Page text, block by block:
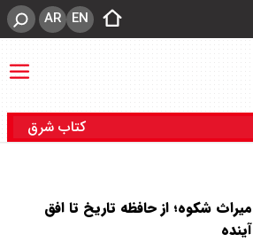
EN
AR
کتاب شرق
میراث شکوه؛ از حافظه تاریخ تا افق
آینده